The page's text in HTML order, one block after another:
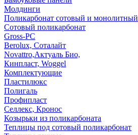
Молдинги
Поликарбонат сотовый и монолитный
Сотовый поликарбонат
Gross-PC
Berolux, Соталайт
Novattro,Актуаль Био,
Кинпласт, Woggel
Комплектующие
Пластилюкс
Полигаль
Профипласт
Селлекс, Кронос
Козырьки из поликарбоната
Теплицы под сотовый поликарбонат